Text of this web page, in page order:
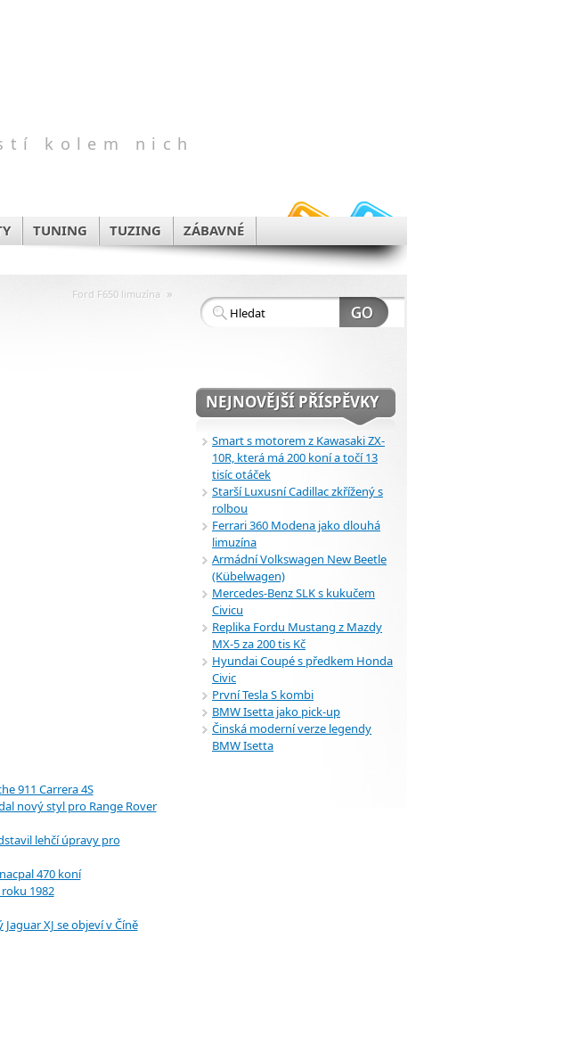
kolem nich
TUNING TUZING ZÁBAVNÉ
Ford F650 limuzína »
911 Carrera 4S
nový styl pro Range Rover
lehčí úpravy pro
470 koní
1982
XJ se objeví v Číně
NEJNOVĚJŠÍ PŘÍSPĚVKY
Smart s motorem z Kawasaki ZX-
10R, která má 200 koní a točí 13
tisíc otáček
Starší Luxusní Cadillac zkřížený s
rolbou
Ferrari 360 Modena jako dlouhá
limuzína
Armádní Volkswagen New Beetle
(Kübelwagen)
Mercedes-Benz SLK s kukučem
Civicu
Replika Fordu Mustang z Mazdy
MX-5 za 200 tis Kč
Hyundai Coupé s předkem Honda
Civic
První Tesla S kombi
BMW Isetta jako pick-up
Činská moderní verze legendy
BMW Isetta